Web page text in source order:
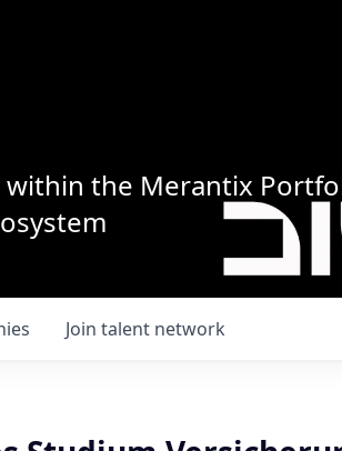
the Merantix
Join talent network